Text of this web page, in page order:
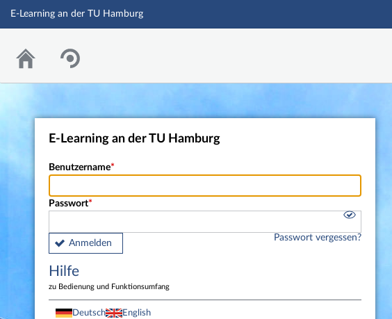
E-Learning an der TU Hamburg
E-Learning an der TU Hamburg
Benutzername
Passwort
Anmelden
Passwort vergessen?
Hilfe
zu Bedienung und Funktionsumfang
Deutsch English